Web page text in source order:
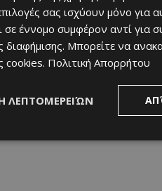
να αποτυπώσουν
σας ισχύουν μόνο για
έννομο συμφέρον αντί για
διαφήμισης. Μπορείτε να
cookies. Πολιτική Απορρήτου
ΛΕΠΤΟΜΕΡΕΙΏΝ